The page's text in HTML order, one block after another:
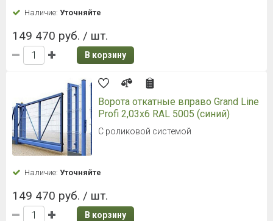
Наличие: Уточняйте
149 470 руб. / шт.
В корзину
Ворота откатные вправо Grand Line
Profi 2,03x6 RAL 5005 (синий)
С роликовой системой
Наличие: Уточняйте
149 470 руб. / шт.
В корзину